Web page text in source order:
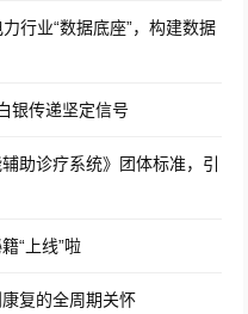
行业“数据底座”，构建数据
银传递坚定信号
助诊疗系统》团体标准，引
“上线”啦
复的全周期关怀